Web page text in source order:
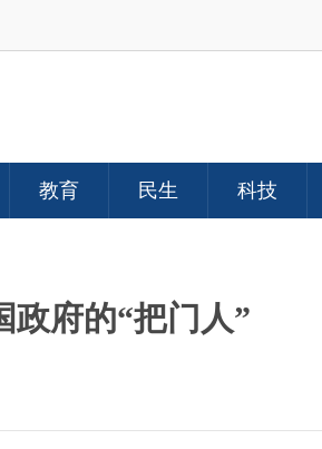
教育 民生 科技
政府的“把门人”